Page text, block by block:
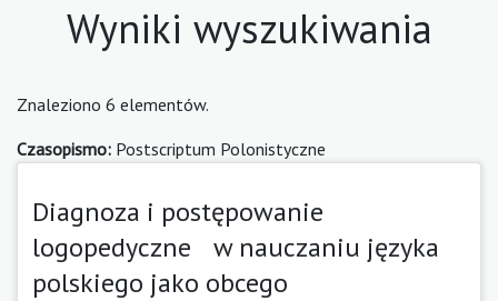
Wyniki wyszukiwania
Znaleziono 6 elementów.
Czasopismo: Postscriptum Polonistyczne
Diagnoza i postępowanie
logopedyczne w nauczaniu języka
polskiego jako obcego